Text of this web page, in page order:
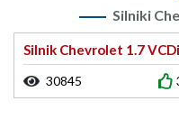
Silniki
Silnik Chevrolet 1.7
30845